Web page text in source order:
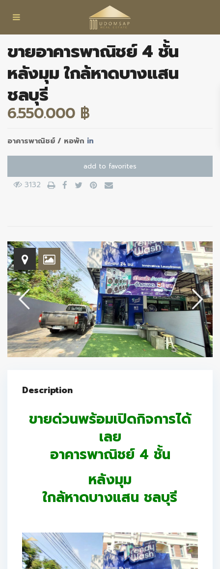
ขายอาคารพาณิชย์ 4 ชั้น
หลังมุม ใกล้หาดบางแสน
ชลบุรี
6.550.000 ฿
อาคารพาณิชย์ / หอพัก in
add to favorites
3132
Description
ขายด่วนพร้อมเปิดกิจการได้
เลย
อาคารพาณิชย์ 4 ชั้น
หลังมุม
ใกล้หาดบางแสน ชลบุรี